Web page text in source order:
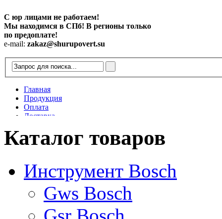
С юр лицами не работаем!
Мы находимся в СПб! В регионы только
по предоплате!
e-mail: zakaz@shurupovert.su
Главная
Продукция
Оплата
Доставка
Статьи
Каталог товаров
Инструмент Bosch
Gws Bosch